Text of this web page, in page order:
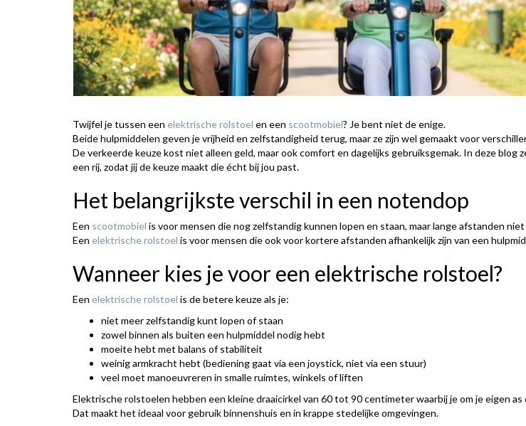
Twijfel je tussen een elektrische rolstoel en een scootmobiel? Je bent niet de enige.
Beide hulpmiddelen geven je vrijheid en zelfstandigheid terug, maar ze zijn wel gemaakt voor
De verkeerde keuze kost niet alleen geld, maar ook comfort en dagelijks gebruiksgemak. In deze blog
een rij, zodat jij de keuze maakt die écht bij jou past.
Het belangrijkste verschil in een notendop
Een scootmobiel is voor mensen die nog zelfstandig kunnen lopen en staan, maar lange afstanden
Een elektrische rolstoel is voor mensen die ook voor kortere afstanden afhankelijk zijn van een
Wanneer kies je voor een elektrische rolstoel?
Een elektrische rolstoel is de betere keuze als je:
niet meer zelfstandig kunt lopen of staan
zowel binnen als buiten een hulpmiddel nodig hebt
moeite hebt met balans of stabiliteit
weinig armkracht hebt (bediening gaat via een joystick, niet via een stuur)
veel moet manoeuvreren in smalle ruimtes, winkels of liften
Elektrische rolstoelen hebben een kleine draaicirkel van 60 tot 90 centimeter waarbij je om je eigen as
Dat maakt het ideaal voor gebruik binnenshuis en in krappe stedelijke omgevingen.